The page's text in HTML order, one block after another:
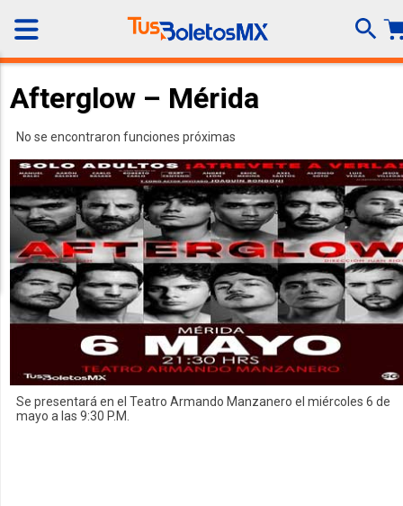
Afterglow – Mérida
No se encontraron funciones próximas
Se presentará en el Teatro Armando Manzanero el miércoles 6 de
mayo a las 9:30 P.M.